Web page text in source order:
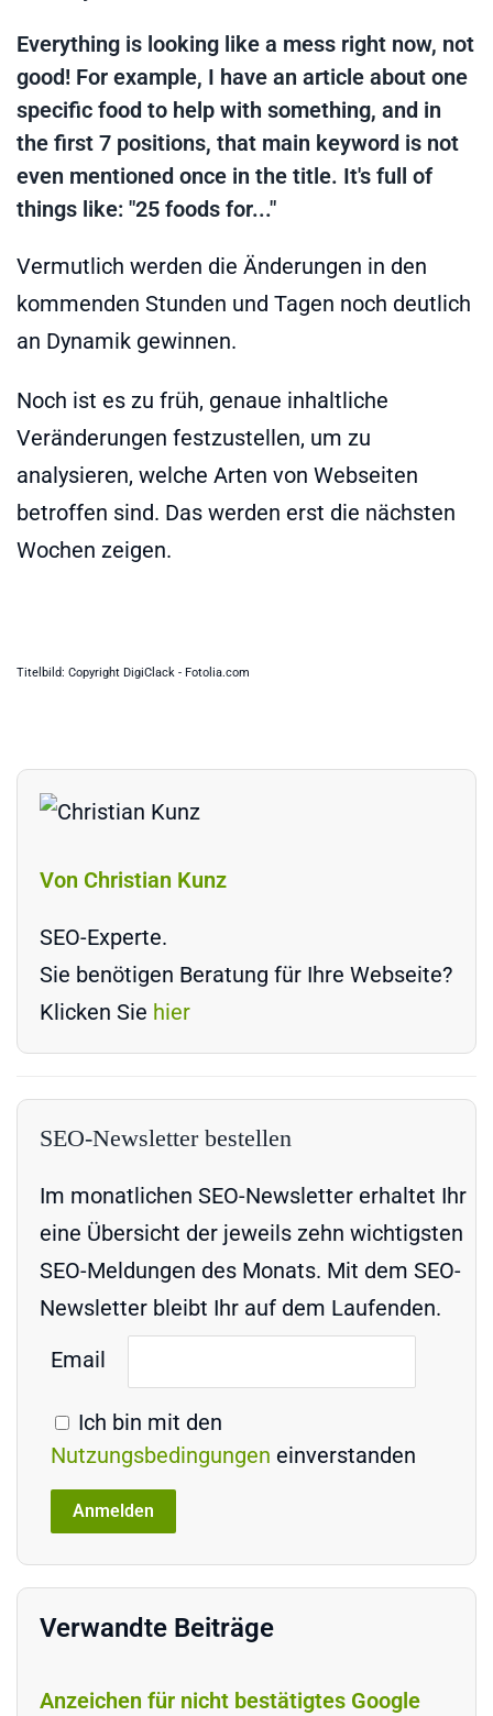
Everything is looking like a mess right now, not
good! For example, I have an article about one
specific food to help with something, and in
the first 7 positions, that main keyword is not
even mentioned once in the title. It's full of
things like: "25 foods for..."
Vermutlich werden die Änderungen in den
kommenden Stunden und Tagen noch deutlich
an Dynamik gewinnen.
Noch ist es zu früh, genaue inhaltliche
Veränderungen festzustellen, um zu
analysieren, welche Arten von Webseiten
betroffen sind. Das werden erst die nächsten
Wochen zeigen.
Titelbild: Copyright DigiClack - Fotolia.com
Von Christian Kunz
SEO-Experte.
Sie benötigen Beratung für Ihre Webseite?
Klicken Sie hier
SEO-Newsletter bestellen
Im monatlichen SEO-Newsletter erhaltet Ihr
eine Übersicht der jeweils zehn wichtigsten
SEO-Meldungen des Monats. Mit dem SEO-
Newsletter bleibt Ihr auf dem Laufenden.
Email
Ich bin mit den
Nutzungsbedingungen einverstanden
Verwandte Beiträge
Anzeichen für nicht bestätigtes Google